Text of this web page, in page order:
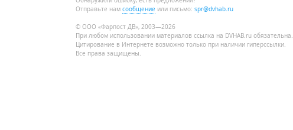
Отправьте нам сообщение или письмо: spr@dvhab.ru
© ООО «Фарпост ДВ», 2003—2026
При любом использовании материалов ссылка на DVHAB.ru обязательна.
Цитирование в Интернете возможно только при наличии гиперссылки.
Все права защищены.